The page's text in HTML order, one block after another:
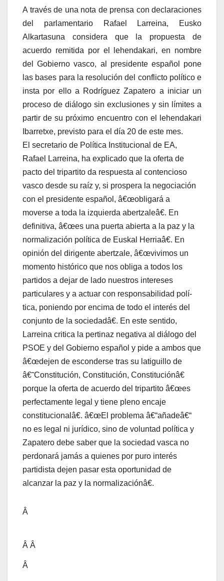
A través de una nota de prensa con declaraciones
del parlamentario Rafael Larreina, Eusko
Alkartasuna considera que la propuesta de
acuerdo remitida por el lehendakari, en nombre
del Gobierno vasco, al presidente español pone
las bases para la resolución del conflicto polí­tico e
insta por ello a Rodrí­guez Zapatero a iniciar un
proceso de diálogo sin exclusiones y sin lí­mites a
partir de su próximo encuentro con el lehendakari
Ibarretxe, previsto para el dí­a 20 de este mes.
El secretario de Polí­tica Institucional de EA,
Rafael Larreina, ha explicado que la oferta de
pacto del tripartito da respuesta al contencioso
vasco desde su raí­z y, si prospera la negociación
con el presidente español, â€œobligará a
moverse a toda la izquierda abertzaleâ€. En
definitiva, â€œes una puerta abierta a la paz y la
normalización polí­tica de Euskal Herriaâ€. En
opinión del dirigente abertzale, â€œvivimos un
momento histórico que nos obliga a todos los
partidos a dejar de lado nuestros intereses
particulares y a actuar con responsabilidad polí­
tica, poniendo por encima de todo el interés del
conjunto de la sociedadâ€. En este sentido,
Larreina critica la pertinaz negativa al diálogo del
PSOE y del Gobierno español y pide a ambos que
â€œdejen de esconderse tras su latiguillo de
â€˜Constitución, Constitución, Constituciónâ€
porque la oferta de acuerdo del tripartito â€œes
perfectamente legal y tiene pleno encaje
constitucionalâ€. â€œEl problema â€“añadeâ€“
no es legal ni jurí­dico, sino de voluntad polí­tica y
Zapatero debe saber que la sociedad vasca no
perdonará jamás a quienes por puro interés
partidista dejen pasar esta oportunidad de
alcanzar la paz y la normalizaciónâ€.
Â
Â Â
Â